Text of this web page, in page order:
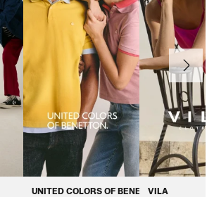
UNITED COLORS OF BENETTON
VILA